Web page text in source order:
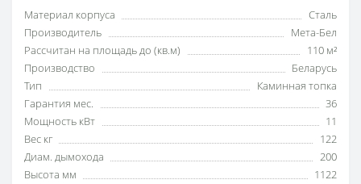
Материал корпуса
Сталь
Производитель
Мета-Бел
Рассчитан на площадь до (кв.м)
110 м²
Производство
Беларусь
Тип
Каминная топка
Гарантия мес.
36
Мощность кВт
11
Вес кг
122
Диам. дымохода
200
Высота мм
1122